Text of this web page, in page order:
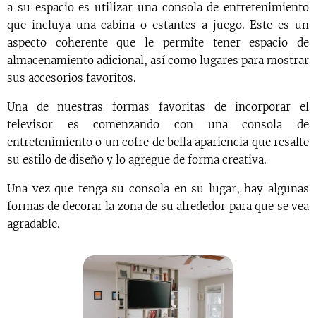
a su espacio es utilizar una consola de entretenimiento
que incluya una cabina o estantes a juego. Este es un
aspecto coherente que le permite tener espacio de
almacenamiento adicional, así como lugares para mostrar
sus accesorios favoritos.
Una de nuestras formas favoritas de incorporar el
televisor es comenzando con una consola de
entretenimiento o un cofre de bella apariencia que resalte
su estilo de diseño y lo agregue de forma creativa.
Una vez que tenga su consola en su lugar, hay algunas
formas de decorar la zona de su alrededor para que se vea
agradable.